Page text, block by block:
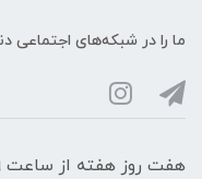
ما را در شبکه‌های اجتماعی
هفت روز هفته از ساعت 9 تا 21 پاسخگوی شما هستیم